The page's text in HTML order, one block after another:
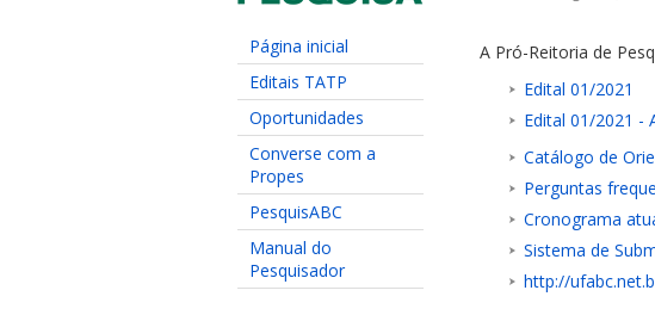
Página inicial
Editais TATP
Oportunidades
Converse com a
Propes
PesquisABC
Manual do
Pesquisador
A Pró-Reitoria de
Edital 01/2021
Edital 01/2021 -
Catálogo de
Perguntas
Cronograma
Sistema de
http://